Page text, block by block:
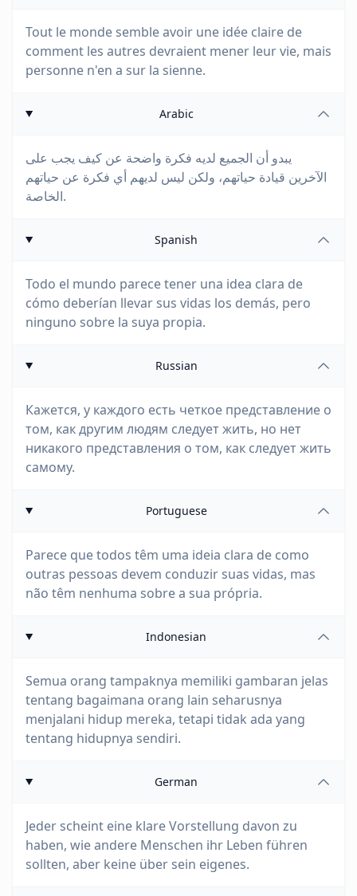
Tout le monde semble avoir une idée claire de
comment les autres devraient mener leur vie, mais
personne n'en a sur la sienne.
Arabic
يبدو أن الجميع لديه فكرة واضحة عن كيف يجب على
الآخرين قيادة حياتهم، ولكن ليس لديهم أي فكرة عن حياتهم
الخاصة.
Spanish
Todo el mundo parece tener una idea clara de
cómo deberían llevar sus vidas los demás, pero
ninguno sobre la suya propia.
Russian
Кажется, у каждого есть четкое представление о
том, как другим людям следует жить, но нет
никакого представления о том, как следует жить
самому.
Portuguese
Parece que todos têm uma ideia clara de como
outras pessoas devem conduzir suas vidas, mas
não têm nenhuma sobre a sua própria.
Indonesian
Semua orang tampaknya memiliki gambaran jelas
tentang bagaimana orang lain seharusnya
menjalani hidup mereka, tetapi tidak ada yang
tentang hidupnya sendiri.
German
Jeder scheint eine klare Vorstellung davon zu
haben, wie andere Menschen ihr Leben führen
sollten, aber keine über sein eigenes.